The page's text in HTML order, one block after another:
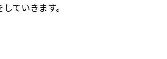
ていきます。